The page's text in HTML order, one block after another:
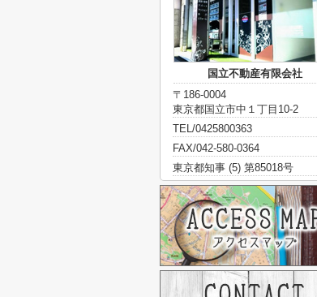
国立不動産有限会社
〒186-0004
東京都国立市中１丁目10-2
TEL/0425800363
FAX/042-580-0364
東京都知事 (5) 第85018号